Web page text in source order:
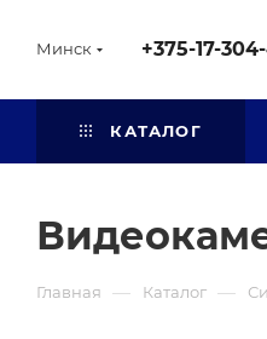
Минск +375-17-
КАТАЛОГ
Главная — Каталог —